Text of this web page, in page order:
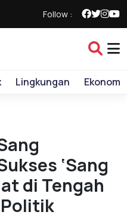
Follow :
Lingkungan Ekonomi
‘Sang
di Tengah